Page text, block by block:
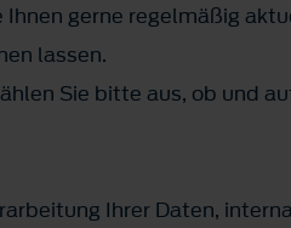
gerne regelmäßig
lassen.
Sie bitte aus, ob und
Ihrer Daten,